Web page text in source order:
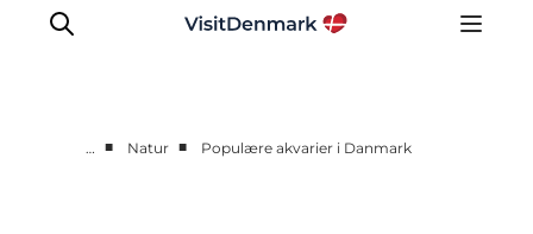
… ■ Natur ■ Populære akvarier i Danmark